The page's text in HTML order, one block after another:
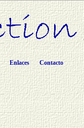
Enlaces Contacto